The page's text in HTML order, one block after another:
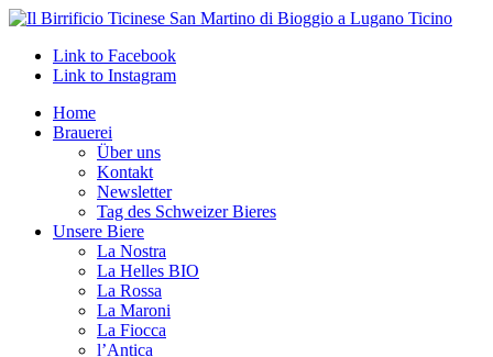
Link to Facebook
Link to Instagram
Home
Brauerei
Über uns
Kontakt
Newsletter
Tag des Schweizer Bieres
Unsere Biere
La Nostra
La Helles BIO
La Rossa
La Maroni
La Fiocca
l’Antica